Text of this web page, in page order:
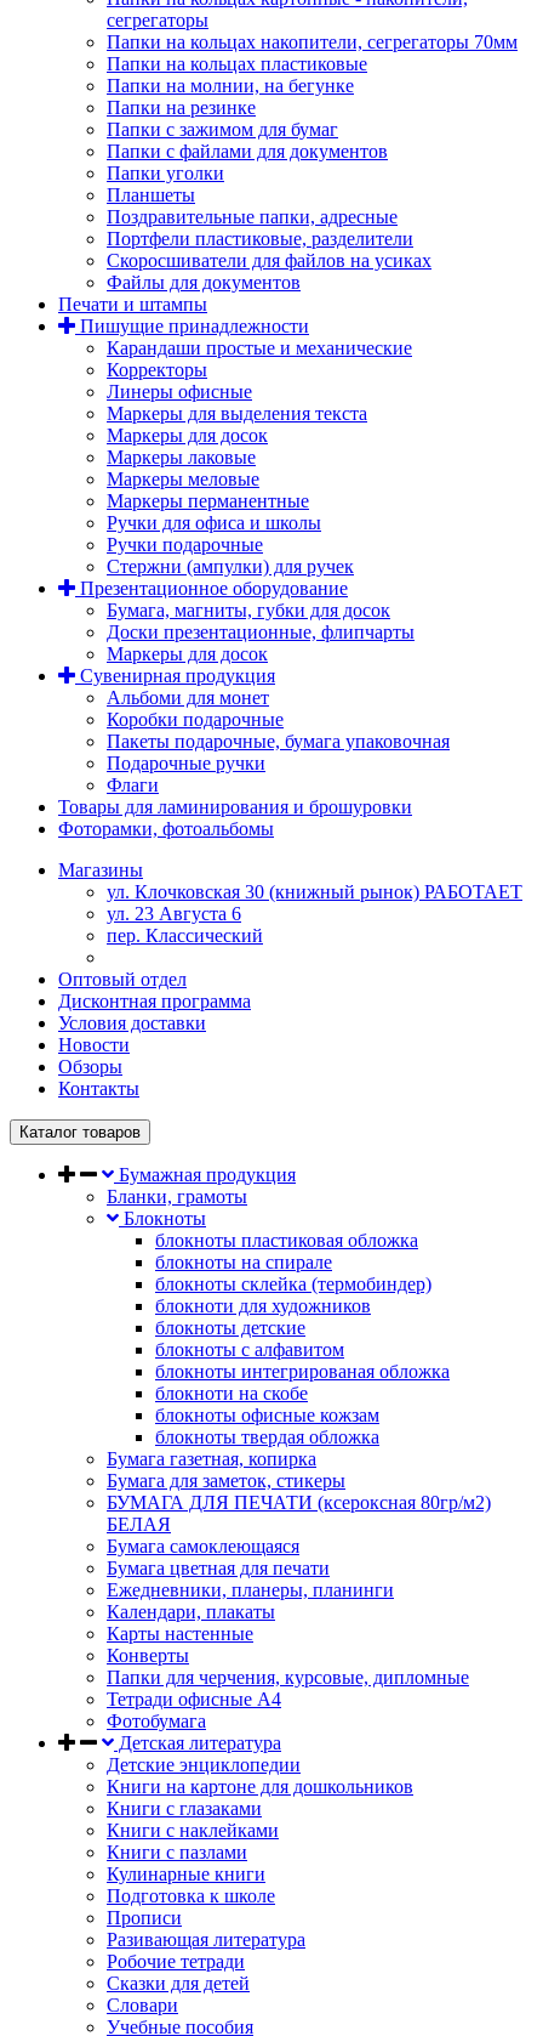
сегрегаторы
Папки на кольцах накопители, сегрегаторы 70мм
Папки на кольцах пластиковые
Папки на молнии, на бегунке
Папки на резинке
Папки с зажимом для бумаг
Папки с файлами для документов
Папки уголки
Планшеты
Поздравительные папки, адресные
Портфели пластиковые, разделители
Скоросшиватели для файлов на усиках
Файлы для документов
Печати и штампы
Пишущие принадлежности
Карандаши простые и механические
Корректоры
Линеры офисные
Маркеры для выделения текста
Маркеры для досок
Маркеры лаковые
Маркеры меловые
Маркеры перманентные
Ручки для офиса и школы
Ручки подарочные
Стержни (ампулки) для ручек
Презентационное оборудование
Бумага, магниты, губки для досок
Доски презентационные, флипчарты
Маркеры для досок
Сувенирная продукция
Альбоми для монет
Коробки подарочные
Пакеты подарочные, бумага упаковочная
Подарочные ручки
Флаги
Товары для ламинирования и брошуровки
Фоторамки, фотоальбомы
Магазины
ул. Клочковская 30 (книжный рынок) РАБОТАЕТ
ул. 23 Августа 6
пер. Классический
Оптовый отдел
Дисконтная программа
Условия доставки
Новости
Обзоры
Контакты
Каталог товаров
Бумажная продукция
Бланки, грамоты
Блокноты
блокноты пластиковая обложка
блокноты на спирале
блокноты склейка (термобиндер)
блокноти для художников
блокноты детские
блокноты с алфавитом
блокноты интегрированая обложка
блокноти на скобе
блокноты офисные кожзам
блокноты твердая обложка
Бумага газетная, копирка
Бумага для заметок, стикеры
БУМАГА ДЛЯ ПЕЧАТИ (ксероксная 80гр/м2)
БЕЛАЯ
Бумага самоклеющаяся
Бумага цветная для печати
Ежедневники, планеры, планинги
Календари, плакаты
Карты настенные
Конверты
Папки для черчения, курсовые, дипломные
Тетради офисные А4
Фотобумага
Детская литература
Детские энциклопедии
Книги на картоне для дошкольников
Книги с глазаками
Книги с наклейками
Книги с пазлами
Кулинарные книги
Подготовка к школе
Прописи
Разивающая литература
Робочие тетради
Сказки для детей
Словари
Учебные пособия